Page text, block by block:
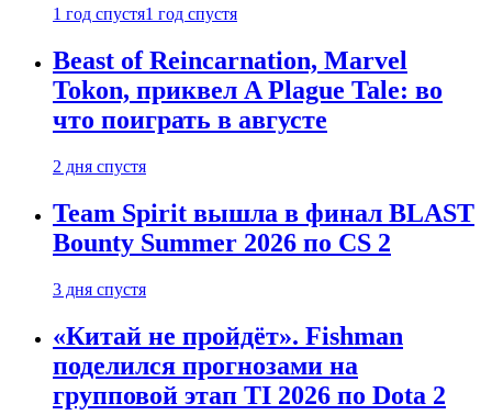
1 год спустя1 год спустя
Beast of Reincarnation, Marvel
Tokon, приквел A Plague Tale: во
что поиграть в августе
2 дня спустя
Team Spirit вышла в финал BLAST
Bounty Summer 2026 по CS 2
3 дня спустя
«Китай не пройдёт». Fishman
поделился прогнозами на
групповой этап TI 2026 по Dota 2